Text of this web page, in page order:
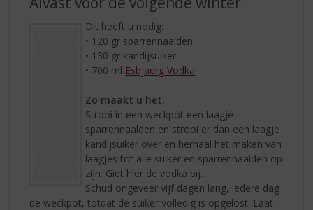
Dit heeft u nodig:
• 120 gr sparrennaalden
• 130 gr kandijsuiker
• 700 ml Esbjaerg Vodka
Zo maakt u het:
Strooi in een weckpot een laagje
sparrennaalden en strooi er dan een laagje
kandijsuiker over en herhaal het maken van
laagjes tot alle suiker en sparrennaalden op
zijn. Giet hier de vodka bij.
Schud ongeveer vijf dagen lang, iedere dag
de weckpot, totdat de suiker volledig is opgelost. Laat